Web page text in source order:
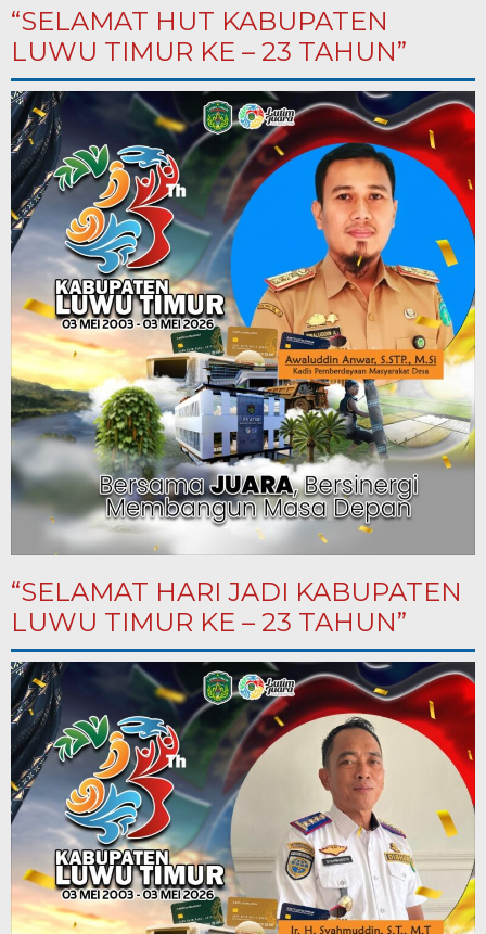
“SELAMAT HUT KABUPATEN
LUWU TIMUR KE – 23 TAHUN”
“SELAMAT HARI JADI KABUPATEN
LUWU TIMUR KE – 23 TAHUN”